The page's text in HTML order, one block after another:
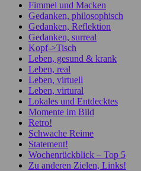
Fimmel und Macken
Gedanken, philosophisch
Gedanken, Reflektion
Gedanken, surreal
Kopf->Tisch
Leben, gesund & krank
Leben, real
Leben, virtuell
Leben, virtural
Lokales und Entdecktes
Momente im Bild
Retro!
Schwache Reime
Statement!
Wochenrückblick – Top 5
Zu anderen Zielen, Links!